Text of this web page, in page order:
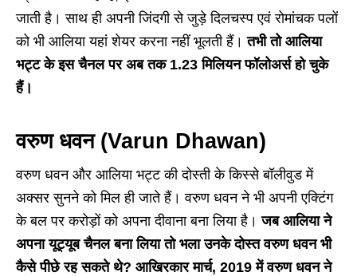
जाती है। साथ ही अपनी जिंदगी से जुड़े दिलचस्प एवं रोमांचक पलों
को भी आलिया यहां शेयर करना नहीं भूलती हैं।तभी तो आलिया
भट्ट के इस चैनल पर अब तक 1.23 मिलियन फॉलोअर्स हो चुके
हैं।
वरुण धवन (Varun Dhawan)
वरुण धवन और आलिया भट्ट की दोस्ती के किस्से बॉलीवुड में
अक्सर सुनने को मिल ही जाते हैं। वरुण धवन ने भी अपनी एक्टिंग
के बल पर करोड़ों को अपना दीवाना बना लिया है।जब आलिया ने
अपना यूट्यूब चैनल बना लिया तो भला उनके दोस्त वरुण धवन भी
कैसे पीछे रह सकते थे? आखिरकार मार्च, 2019 में वरुण धवन ने